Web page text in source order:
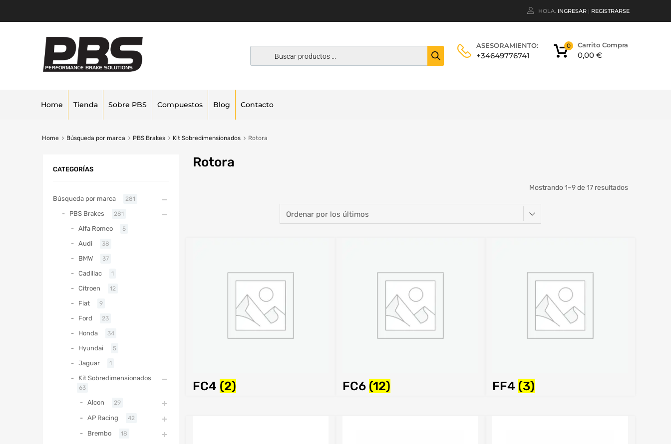
HOLA. INGRESAR | REGISTRARSE
ASESORAMIENTO:
+34649776741
Carrito Compra
0,00 €
0
Home Tienda Sobre PBS Compuestos Blog Contacto
Home Búsqueda por marca PBS Brakes Kit Sobredimensionados Rotora
Rotora
Mostrando 1–9 de 17 resultados
FC4 (2) FC6 (12) FF4 (3)
CATEGORÍAS
Búsqueda por marca 281
PBS Brakes 281
Alfa Romeo 5
Audi 38
BMW 37
Cadillac 1
Citroen 12
Fiat 9
Ford 23
Honda 34
Hyundai 5
Jaguar 1
Kit Sobredimensionados
63
Alcon 29
AP Racing 42
Brembo 18